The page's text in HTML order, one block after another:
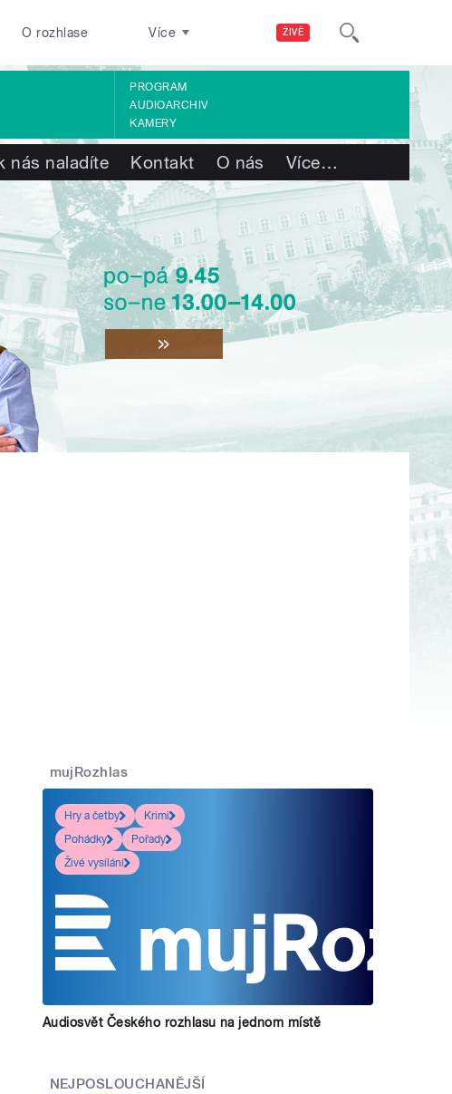
ŽIVĚ
O rozhlase Více
PROGRAM
AUDIOARCHIV
KAMERY
nás naladíte Kontakt O nás Více…
mujRozhlas
Hry a četby
Krimi
Pohádky
Pořady
Živé vysílání
Audiosvět Českého rozhlasu na jednom místě
NEJPOSLOUCHANĚJŠÍ